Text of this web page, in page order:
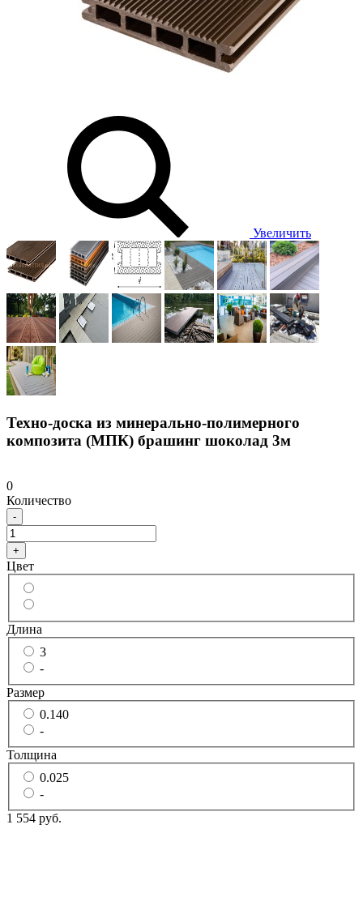
Увеличить
Техно-доска из минерально-полимерного
композита (МПК) брашинг шоколад 3м
0
Количество
-
+
Цвет
Длина
3
-
Размер
0.140
-
Толщина
0.025
-
1 554 руб.